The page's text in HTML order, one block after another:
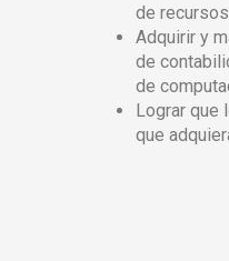
de
Adquirir y
de
de
Lograr que
que